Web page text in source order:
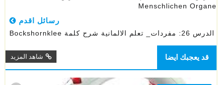
Menschlichen Organe
رسائل اقدم
الدرس 26: مفردات_ تعلم الالمانية شرح كلمة Bockshornklee
قد يعجبك ايضا شاهد المزيد